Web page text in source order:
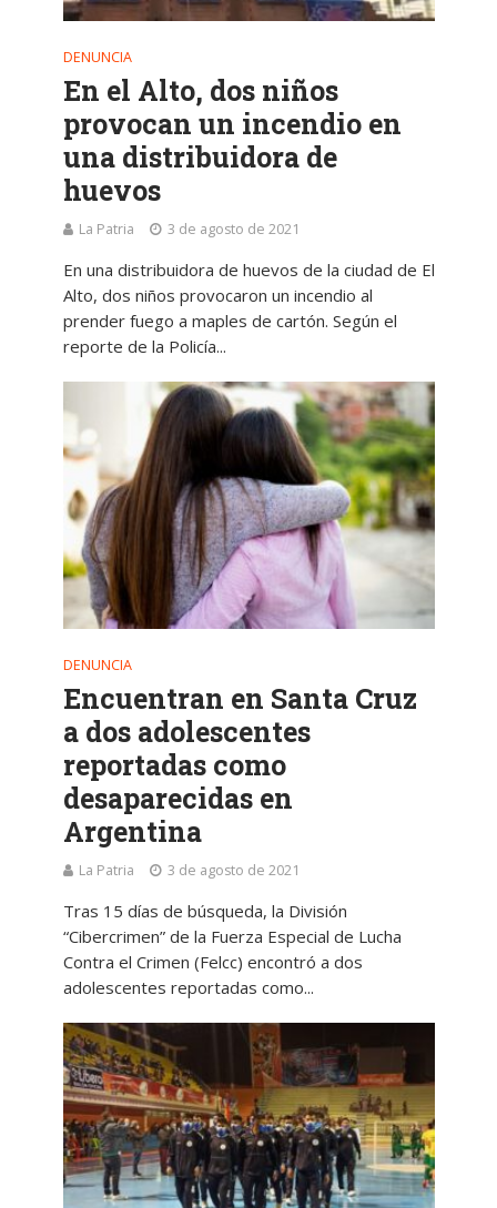
DENUNCIA
En el Alto, dos niños
provocan un incendio en
una distribuidora de
huevos
La Patria 3 de agosto de 2021
En una distribuidora de huevos de la ciudad de El
Alto, dos niños provocaron un incendio al
prender fuego a maples de cartón. Según el
reporte de la Policía...
DENUNCIA
Encuentran en Santa Cruz
a dos adolescentes
reportadas como
desaparecidas en
Argentina
La Patria 3 de agosto de 2021
Tras 15 días de búsqueda, la División
“Cibercrimen” de la Fuerza Especial de Lucha
Contra el Crimen (Felcc) encontró a dos
adolescentes reportadas como...